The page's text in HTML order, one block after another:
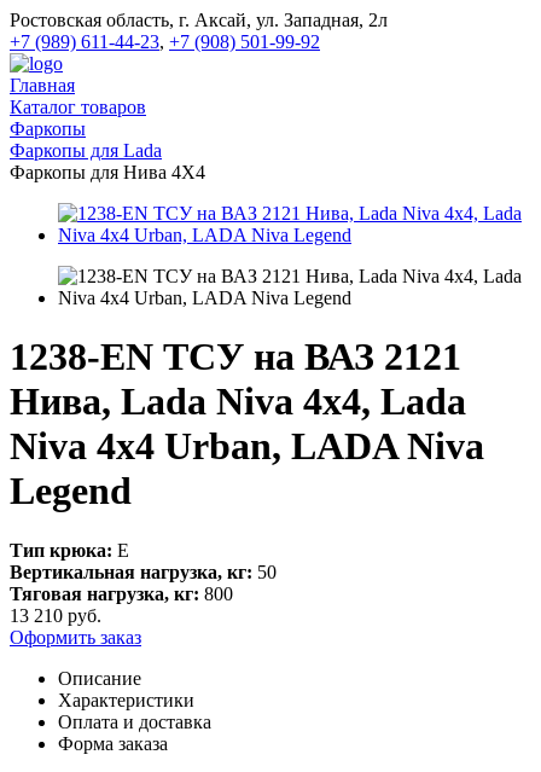
Ростовская область, г. Аксай, ул. Западная, 2л
+7 (989) 611-44-23, +7 (908) 501-99-92
Главная
Каталог товаров
Фаркопы
Фаркопы для Lada
Фаркопы для Нива 4X4
1238-EN ТСУ на ВАЗ 2121
Нива, Lada Niva 4x4, Lada
Niva 4x4 Urban, LADA Niva
Legend
Тип крюка: E
Вертикальная нагрузка, кг: 50
Тяговая нагрузка, кг: 800
13 210 руб.
Оформить заказ
Описание
Характеристики
Оплата и доставка
Форма заказа